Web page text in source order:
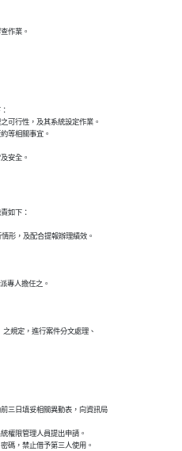
作業。
可行性，及其系統設定作業。
等相關事宜。
如下：
情形，及配合提報辦理績效。
派專人擔任之。
之規定，進行案件分文處理、
前三日填妥相關異動表，向資訊局
權限管理人員提出申請。